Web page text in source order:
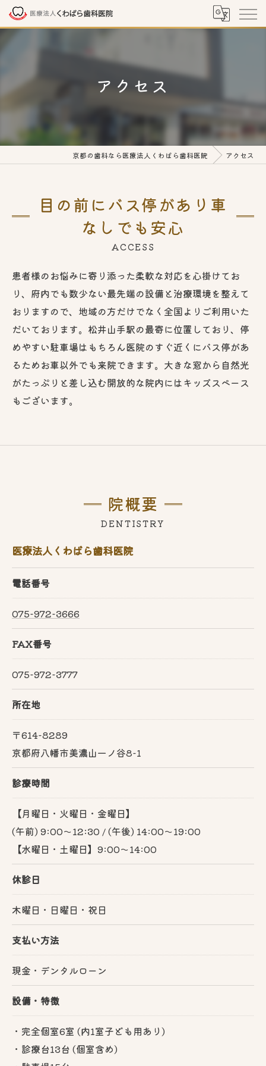
アクセス
京都の歯科なら医療法人くわばら歯科医院 アクセス
目の前にバス停があり車
なしでも安心
ACCESS
患者様のお悩みに寄り添った柔軟な対応を心掛けてお
り、府内でも数少ない最先端の設備と治療環境を整えて
おりますので、地域の方だけでなく全国よりご利用いた
だいております。松井山手駅の最寄に位置しており、停
めやすい駐車場はもちろん医院のすぐ近くにバス停があ
るためお車以外でも来院できます。大きな窓から自然光
がたっぷりと差し込む開放的な院内にはキッズスペース
もございます。
院概要
DENTISTRY
医療法人くわばら歯科医院
電話番号
075-972-3666
FAX番号
075-972-3777
所在地
〒614-8289
京都府八幡市美濃山一ノ谷8-1
診療時間
【月曜日・火曜日・金曜日】
(午前) 9:00～12:30 / (午後) 14:00～19:00
【水曜日・土曜日】9:00～14:00
休診日
木曜日・日曜日・祝日
支払い方法
現金・デンタルローン
設備・特徴
・完全個室6室 (内1室子ども用あり)
・診療台13台 (個室含め)